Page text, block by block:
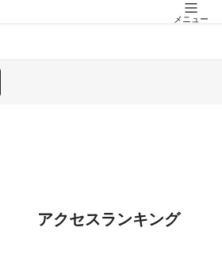
メニュー
アクセスランキング